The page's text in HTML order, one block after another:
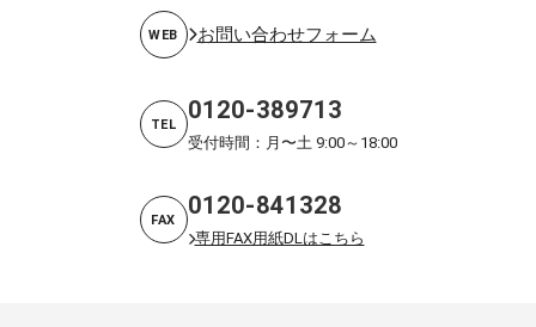
WEB お問い合わせフォーム
TEL 0120-389713
受付時間：月〜土 9:00～18:00
FAX 0120-841328
専用FAX用紙DLはこちら